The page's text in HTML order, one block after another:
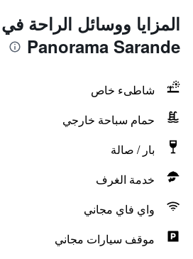
Panorama Sarande
شاطىء خاص
حمام سباحة خارجي
بار / صالة
خدمة الغرف
واي فاي مجاني
موقف سيارات مجاني